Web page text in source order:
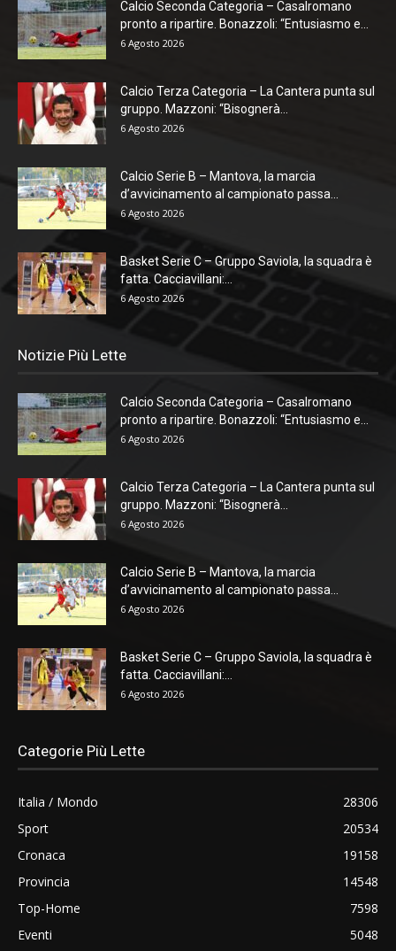
Calcio Seconda Categoria – Casalromano
pronto a ripartire. Bonazzoli: “Entusiasmo e...
6 Agosto 2026
Calcio Terza Categoria – La Cantera punta sul
gruppo. Mazzoni: “Bisognerà...
6 Agosto 2026
Calcio Serie B – Mantova, la marcia
d’avvicinamento al campionato passa...
6 Agosto 2026
Basket Serie C – Gruppo Saviola, la squadra è
fatta. Cacciavillani:...
6 Agosto 2026
Notizie Più Lette
Calcio Seconda Categoria – Casalromano
pronto a ripartire. Bonazzoli: “Entusiasmo e...
6 Agosto 2026
Calcio Terza Categoria – La Cantera punta sul
gruppo. Mazzoni: “Bisognerà...
6 Agosto 2026
Calcio Serie B – Mantova, la marcia
d’avvicinamento al campionato passa...
6 Agosto 2026
Basket Serie C – Gruppo Saviola, la squadra è
fatta. Cacciavillani:...
6 Agosto 2026
Categorie Più Lette
Italia / Mondo
28306
Sport
20534
Cronaca
19158
Provincia
14548
Top-Home
7598
Eventi
5048